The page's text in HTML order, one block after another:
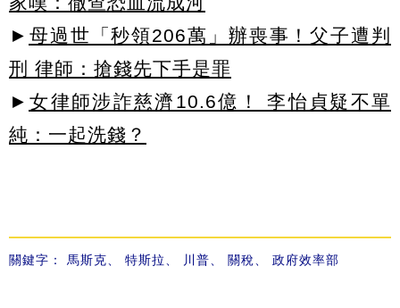
► 母過世「秒領206萬」辦喪事！父子遭判
刑 律師：搶錢先下手是罪
► 女律師涉詐慈濟10.6億！ 李怡貞疑不單
純：一起洗錢？
關鍵字： 馬斯克、 特斯拉、 川普、 關稅、 政府效率部